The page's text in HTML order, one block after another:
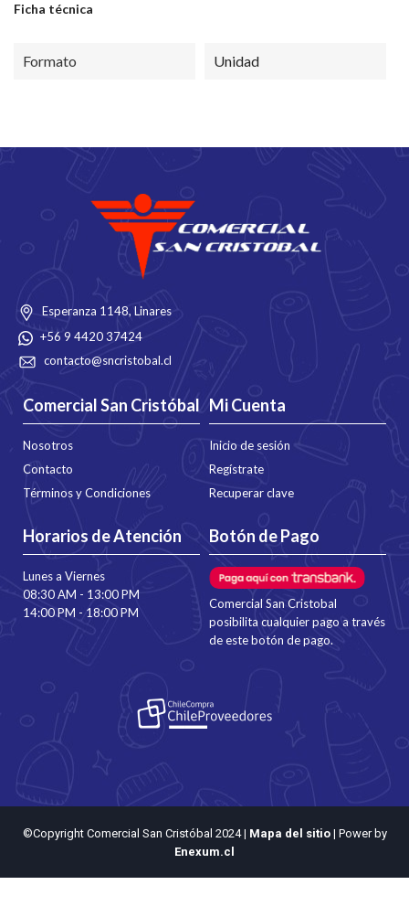
Ficha técnica
Formato Unidad
Esperanza 1148, Linares
+56 9 4420 37424
contacto@sncristobal.cl
Comercial San Cristóbal
Nosotros
Contacto
Términos y Condiciones
Mi Cuenta
Inicio de sesión
Regístrate
Recuperar clave
Horarios de Atención
Lunes a Viernes
08:30 AM - 13:00 PM
14:00 PM - 18:00 PM
Botón de Pago
Comercial San Cristobal
posibilita cualquier pago a través
de este botón de pago.
©Copyright Comercial San Cristóbal 2024| Mapa del sitio| Power by
Enexum.cl